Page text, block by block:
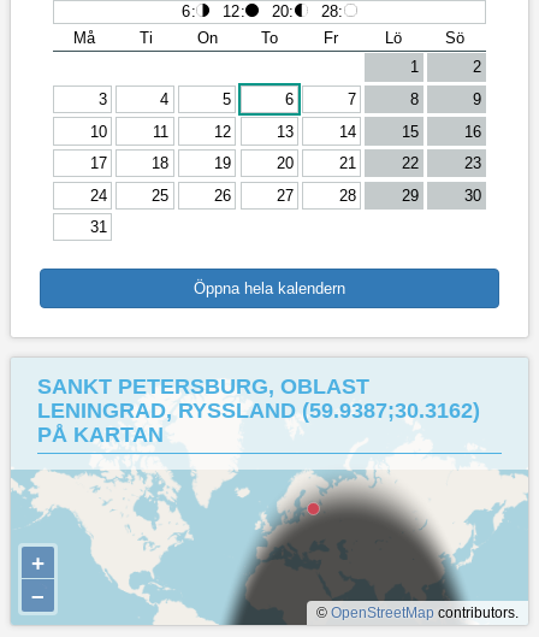
6: 12: 20: 28:
Må
Ti On To Fr Lö
Sö
1
2
3
4 5 6 7 8
9
10
11 12 13 14 15
16
17
18 19 20 21 22
23
24
25 26 27 28 29
30
31
Öppna hela kalendern
SANKT PETERSBURG, OBLAST
LENINGRAD, RYSSLAND (59.9387;30.3162)
PÅ KARTAN
+
–
© OpenStreetMap contributors.